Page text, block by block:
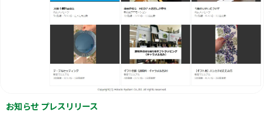
お知らせ プレスリリース